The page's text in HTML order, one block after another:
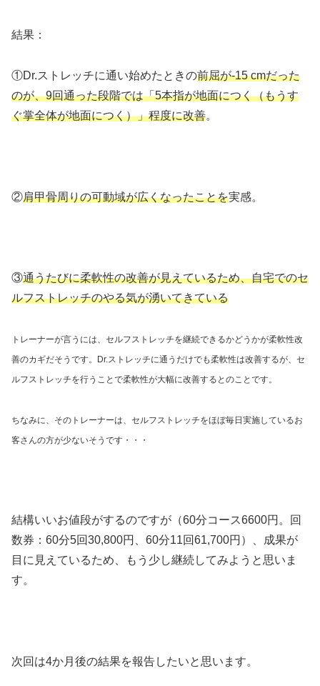
結果：
①Dr.ストレッチに通い始めたときの前屈が-15 cmだった
のが、9回通った段階では「5本指が地面につく（もうす
ぐ掌全体が地面につく）」程度に改善。
②肩甲骨周りの可動域が広くなったことを実感。
③通うたびに柔軟性の改善が見えているため、自宅でのセ
ルフストレッチのやる気が湧いてきている
トレーナーが言うには、セルフストレッチを継続できるかどうかが柔軟性改
善のカギだそうです。Dr.ストレッチに通うだけでも柔軟性は改善するが、セ
ルフストレッチを行うことで柔軟性が大幅に改善するとのことです。
ちなみに、そのトレーナーは、セルフストレッチをほぼ毎日実施しているお
客さんの方が少ないそうです・・・
結構いいお値段がするのですが（60分コース6600円。回
数券：60分5回30,800円、60分11回61,700円）、成果が
目に見えているため、もう少し継続してみようと思いま
す。
次回は4か月後の結果を報告したいと思います。